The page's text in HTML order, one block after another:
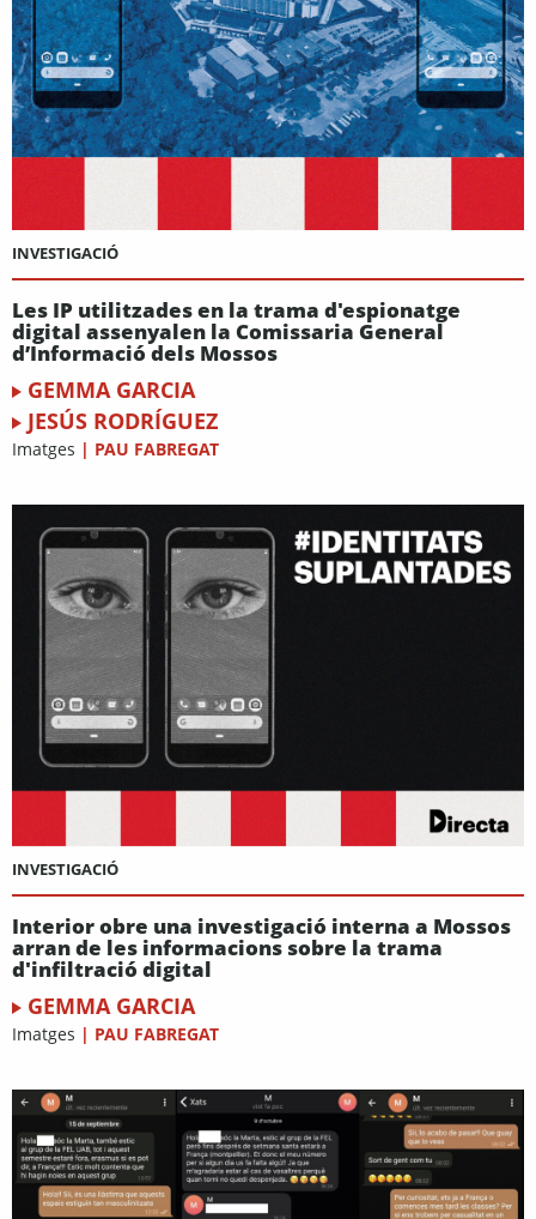
INVESTIGACIÓ
Les IP utilitzades en la trama d'espionatge
digital assenyalen la Comissaria General
d’Informació dels Mossos
GEMMA GARCIA
JESÚS RODRÍGUEZ
Imatges | PAU FABREGAT
INVESTIGACIÓ
Interior obre una investigació interna a Mossos
arran de les informacions sobre la trama
d'infiltració digital
GEMMA GARCIA
Imatges | PAU FABREGAT